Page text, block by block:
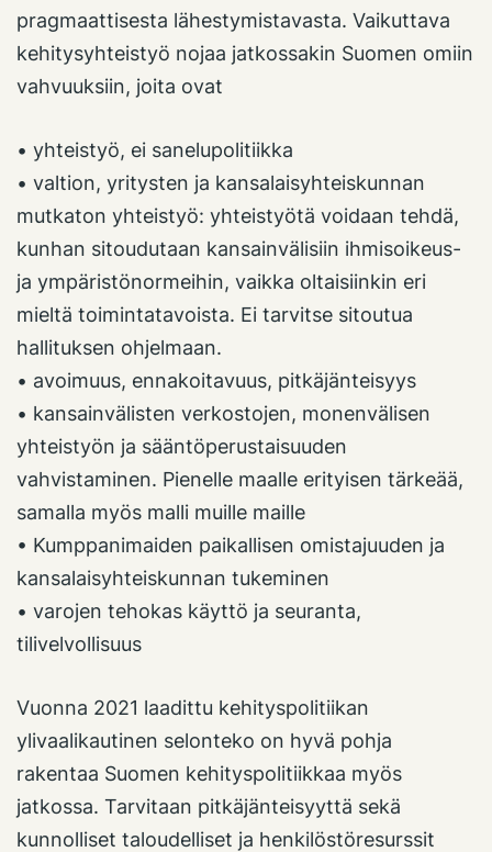
pragmaattisesta lähestymistavasta. Vaikuttava
kehitysyhteistyö nojaa jatkossakin Suomen omiin
vahvuuksiin, joita ovat
• yhteistyö, ei sanelupolitiikka
• valtion, yritysten ja kansalaisyhteiskunnan
mutkaton yhteistyö: yhteistyötä voidaan tehdä,
kunhan sitoudutaan kansainvälisiin ihmisoikeus-
ja ympäristönormeihin, vaikka oltaisiinkin eri
mieltä toimintatavoista. Ei tarvitse sitoutua
hallituksen ohjelmaan.
• avoimuus, ennakoitavuus, pitkäjänteisyys
• kansainvälisten verkostojen, monenvälisen
yhteistyön ja sääntöperustaisuuden
vahvistaminen. Pienelle maalle erityisen tärkeää,
samalla myös malli muille maille
• Kumppanimaiden paikallisen omistajuuden ja
kansalaisyhteiskunnan tukeminen
• varojen tehokas käyttö ja seuranta,
tilivelvollisuus
Vuonna 2021 laadittu kehityspolitiikan
ylivaalikautinen selonteko on hyvä pohja
rakentaa Suomen kehityspolitiikkaa myös
jatkossa. Tarvitaan pitkäjänteisyyttä sekä
kunnolliset taloudelliset ja henkilöstöresurssit